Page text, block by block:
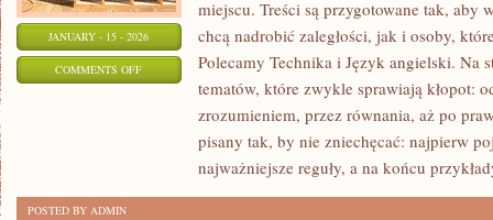
JANUARY - 15 - 2026
COMMENTS OFFON
PRZEDSIĘBIORCZOŚĆ
miejscu. Treści są przygotowane tak, aby
chcą nadrobić zaległości, jak i osoby,
Polecamy Technika i Język angielski. Na
tematów, które zwykle sprawiają kłopot:
zrozumieniem, przez równania, aż po
pisany tak, by nie zniechęcać: najpierw
najważniejsze reguły, a na końcu
POSTED BY ADMIN